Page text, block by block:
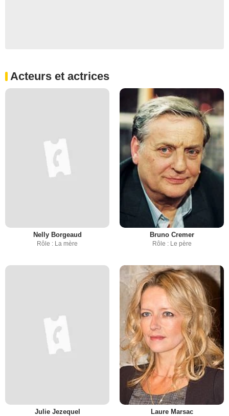
Acteurs et actrices
Nelly Borgeaud
Rôle : La mère
Bruno Cremer
Rôle : Le père
Julie Jezequel Laure Marsac